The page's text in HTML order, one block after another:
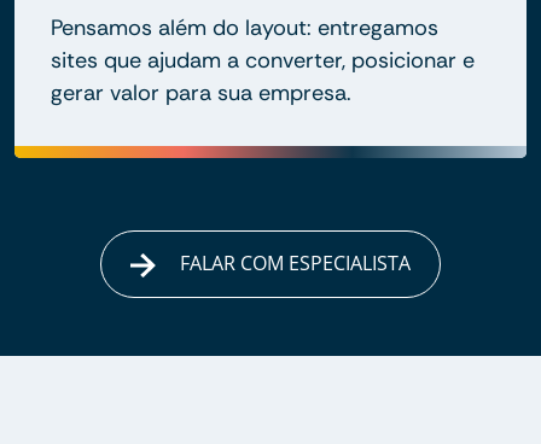
Pensamos além do layout: entregamos
sites que ajudam a converter, posicionar e
gerar valor para sua empresa.
FALAR COM ESPECIALISTA